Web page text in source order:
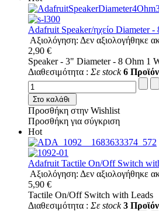
Adafruit Speaker/ηχείο Diameter -
Αξιολόγηση: Δεν αξιολογήθηκε
2,90 €
Speaker - 3" Diameter - 8 Ohm 1
Διαθεσιμότητα : Σε stock 6
Στο καλάθι
Προσθήκη στην Wishlist
Προσθήκη για σύγκριση
Hot
Adafruit Tactile On/Off Switch
Αξιολόγηση: Δεν αξιολογήθηκε
5,90 €
Tactile On/Off Switch with Leads
Διαθεσιμότητα : Σε stock 3